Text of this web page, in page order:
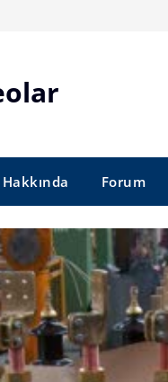
Hakkında Forum